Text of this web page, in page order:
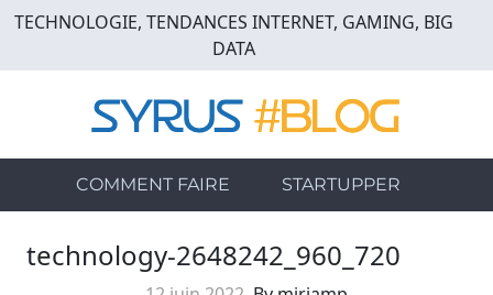
Skip
main
TECHNOLOGIE, TENDANCES INTERNET, GAMING, BIG
DATA
COMMENT FAIRE STARTUPPER
technology-2648242_960_720